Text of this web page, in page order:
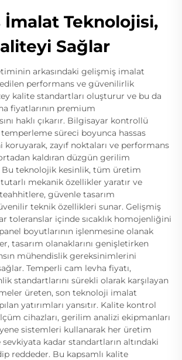
İmalat Teknolojisi,
Sağlar
arkasındaki gelişmiş imalat
performans ve güvenilirlik
kalite standartları oluşturur ve bu da
fiyatlarının premium
haklı çıkarır. Bilgisayar kontrollü
temperleme süreci boyunca hassas
koruyarak, zayıf noktaları ve performans
kaldıran düzgün gerilim
Bu teknolojik kesinlik, tüm üretim
mekanik özellikler yaratır ve
güvenle tasarım
teknik özellikleri sunar. Gelişmiş
toleranslar içinde sıcaklık homojenliğini
boyutlarının işlenmesine olanak
tasarım olanaklarını genişletirken
mühendislik gereksinimlerini
Temperli cam levha fiyatı,
standartlarını sürekli olarak karşılayan
üreten, son teknoloji imalat
yatırımları yansıtır. Kalite kontrol
cihazları, gerilim analizi ekipmanları
sistemleri kullanarak her üretim
sevkiyata kadar standartların altındaki
reddeder. Bu kapsamlı kalite